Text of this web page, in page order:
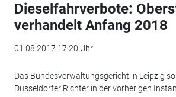
Dieselfahrverbote:
verhandelt Anfang 2018
01.08.2017 17:20 Uhr
Das Bundesverwaltungsgericht in Leipzig
Düsseldorfer Richter in der vorherigen